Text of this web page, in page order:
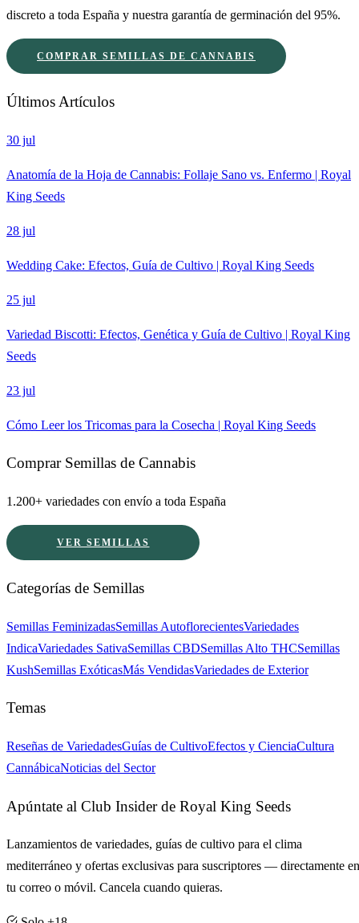
discreto a toda España y nuestra garantía de germinación del 95%.
COMPRAR SEMILLAS DE CANNABIS
Últimos Artículos
30 jul
Anatomía de la Hoja de Cannabis: Follaje Sano vs. Enfermo | Royal
King Seeds
28 jul
Wedding Cake: Efectos, Guía de Cultivo | Royal King Seeds
25 jul
Variedad Biscotti: Efectos, Genética y Guía de Cultivo | Royal King
Seeds
23 jul
Cómo Leer los Tricomas para la Cosecha | Royal King Seeds
Comprar Semillas de Cannabis
1.200+ variedades con envío a toda España
VER SEMILLAS
Categorías de Semillas
Semillas FeminizadasSemillas AutoflorecientesVariedades
IndicaVariedades SativaSemillas CBDSemillas Alto THCSemillas
KushSemillas ExóticasMás VendidasVariedades de Exterior
Temas
Reseñas de VariedadesGuías de CultivoEfectos y CienciaCultura
CannábicaNoticias del Sector
Apúntate al Club Insider de Royal King Seeds
Lanzamientos de variedades, guías de cultivo para el clima
mediterráneo y ofertas exclusivas para suscriptores — directamente en
tu correo o móvil. Cancela cuando quieras.